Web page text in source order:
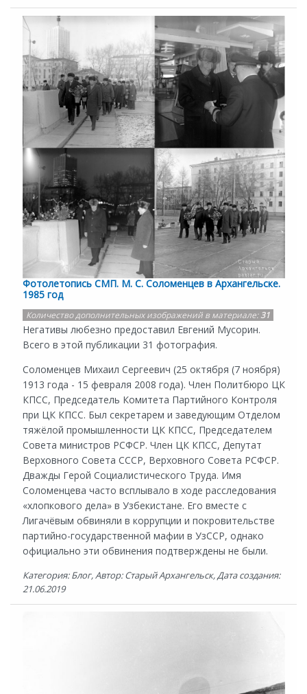
Фотолетопись СМП. М. С. Соломенцев в Архангельске.
1985 год
Количество дополнительных изображений в материале:31
Негативы любезно предоставил Евгений Мусорин.
Всего в этой публикации 31 фотография.
Соломенцев Михаил Сергеевич (25 октября (7 ноября)
1913 года - 15 февраля 2008 года). Член Политбюро ЦК
КПСС, Председатель Комитета Партийного Контроля
при ЦК КПСС. Был секретарем и заведующим Отделом
тяжёлой промышленности ЦК КПСС, Председателем
Совета министров РСФСР. Член ЦК КПСС, Депутат
Верховного Совета СССР, Верховного Совета РСФСР.
Дважды Герой Социалистического Труда. Имя
Соломенцева часто всплывало в ходе расследования
«хлопкового дела» в Узбекистане. Его вместе с
Лигачёвым обвиняли в коррупции и покровительстве
партийно-государственной мафии в УзССР, однако
официально эти обвинения подтверждены не были.
Категория: Блог, Автор: Старый Архангельск, Дата создания:
21.06.2019